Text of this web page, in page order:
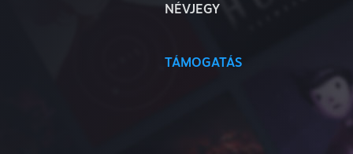
NÉVJEGY
TÁMOGATÁS